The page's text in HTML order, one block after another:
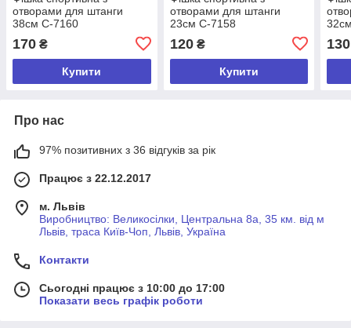
отворами для штанги
38см C-7160
170 ₴
Купити
отворами для штанги
23см C-7158
120₴
Купити
130
Про нас
97% позитивних з 36 відгуків за рік
Працює з 22.12.2017
м. Львів
Виробництво: Великосілки, Центральна 8а, 35 км. від м
Львів, траса Київ-Чоп, Львів, Україна
Контакти
Сьогодні працює з 10:00 до 17:00
Показати весь графік роботи